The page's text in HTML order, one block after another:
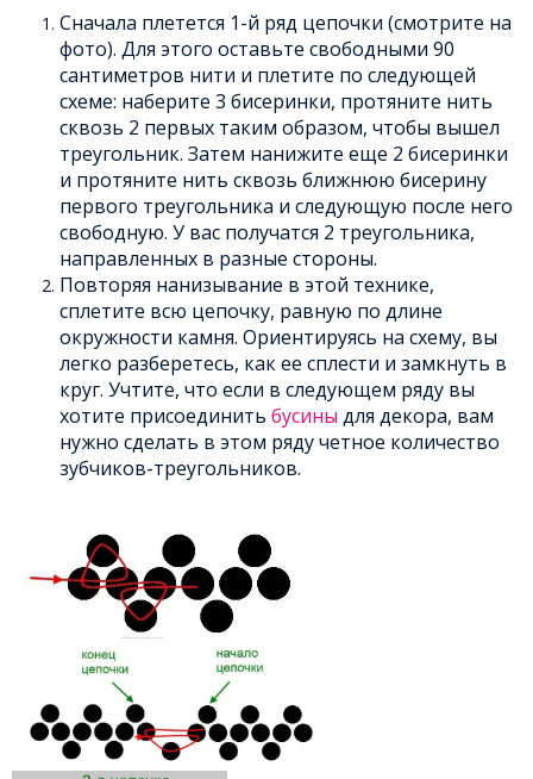
Сначала плетется 1-й ряд цепочки (смотрите на
фото). Для этого оставьте свободными 90
сантиметров нити и плетите по следующей
схеме: наберите 3 бисеринки, протяните нить
сквозь 2 первых таким образом, чтобы вышел
треугольник. Затем нанижите еще 2 бисеринки
и протяните нить сквозь ближнюю бисерину
первого треугольника и следующую после него
свободную. У вас получатся 2 треугольника,
направленных в разные стороны.
Повторяя нанизывание в этой технике,
сплетите всю цепочку, равную по длине
окружности камня. Ориентируясь на схему, вы
легко разберетесь, как ее сплести и замкнуть в
круг. Учтите, что если в следующем ряду вы
хотите присоединить бусины для декора, вам
нужно сделать в этом ряду четное количество
зубчиков-треугольников.